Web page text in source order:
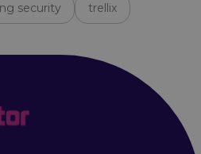
security trellix